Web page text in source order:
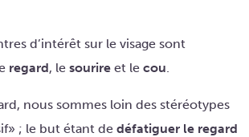
d’intérêt sur le visage sont
regard, le sourire et le cou.
nous sommes loin des stéréotypes
; le but étant de défatiguer le regard